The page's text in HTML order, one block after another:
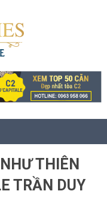
THIÊN
TRẦN DUY